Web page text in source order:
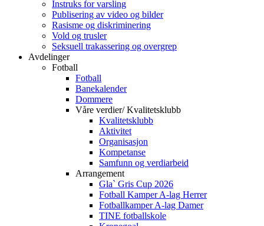
Instruks for varsling
Publisering av video og bilder
Rasisme og diskriminering
Vold og trusler
Seksuell trakassering og overgrep
Avdelinger
Fotball
Fotball
Banekalender
Dommere
Våre verdier/ Kvalitetsklubb
Kvalitetsklubb
Aktivitet
Organisasjon
Kompetanse
Samfunn og verdiarbeid
Arrangement
Gla` Gris Cup 2026
Fotball Kamper A-lag Herrer
Fotballkamper A-lag Damer
TINE fotballskole